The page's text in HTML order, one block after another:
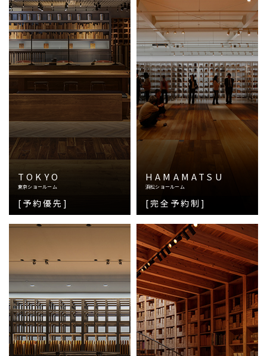
TOKYO
東京ショールーム
[予約優先]
HAMAMATSU
浜松ショールーム
[完全予約制]